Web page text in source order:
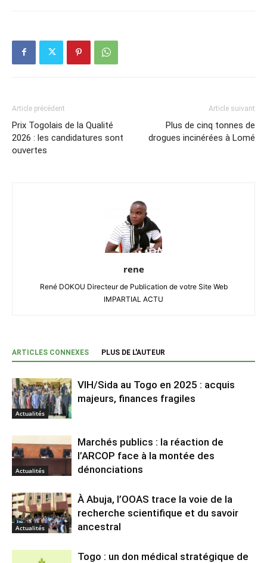
Article précédent
Prix Togolais de la Qualité
2026 : les candidatures sont
ouvertes
Article suivant
Plus de cinq tonnes de
drogues incinérées à Lomé
rene
René DOKOU Directeur de Publication de votre Site Web
IMPARTIAL ACTU
ARTICLES CONNEXES PLUS DE L'AUTEUR
Actualités
VIH/Sida au Togo en 2025 : acquis
majeurs, finances fragiles
Actualités
Marchés publics : la réaction de
l’ARCOP face à la montée des
dénonciations
Actualités
À Abuja, l’OOAS trace la voie de la
recherche scientifique et du savoir
ancestral
Togo : un don médical stratégique de